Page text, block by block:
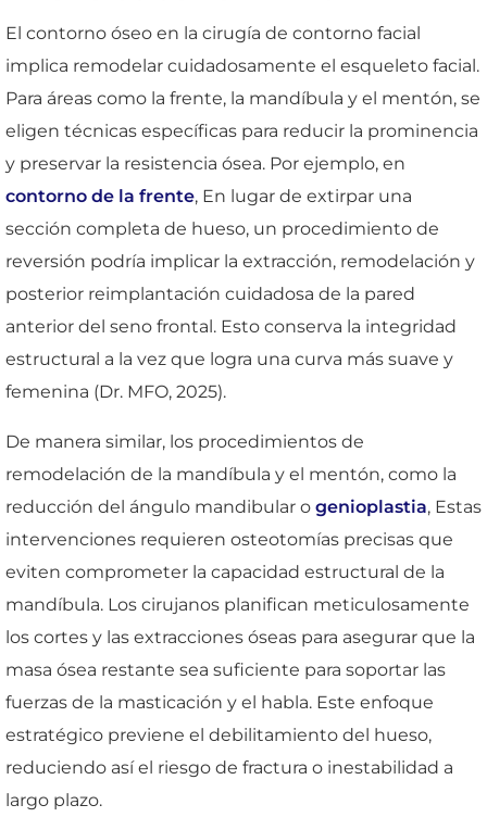
El contorno óseo en la cirugía de contorno facial
implica remodelar cuidadosamente el esqueleto facial.
Para áreas como la frente, la mandíbula y el mentón, se
eligen técnicas específicas para reducir la prominencia
y preservar la resistencia ósea. Por ejemplo, en
contorno de la frente, En lugar de extirpar una
sección completa de hueso, un procedimiento de
reversión podría implicar la extracción, remodelación y
posterior reimplantación cuidadosa de la pared
anterior del seno frontal. Esto conserva la integridad
estructural a la vez que logra una curva más suave y
femenina (Dr. MFO, 2025).
De manera similar, los procedimientos de
remodelación de la mandíbula y el mentón, como la
reducción del ángulo mandibular o genioplastia, Estas
intervenciones requieren osteotomías precisas que
eviten comprometer la capacidad estructural de la
mandíbula. Los cirujanos planifican meticulosamente
los cortes y las extracciones óseas para asegurar que la
masa ósea restante sea suficiente para soportar las
fuerzas de la masticación y el habla. Este enfoque
estratégico previene el debilitamiento del hueso,
reduciendo así el riesgo de fractura o inestabilidad a
largo plazo.